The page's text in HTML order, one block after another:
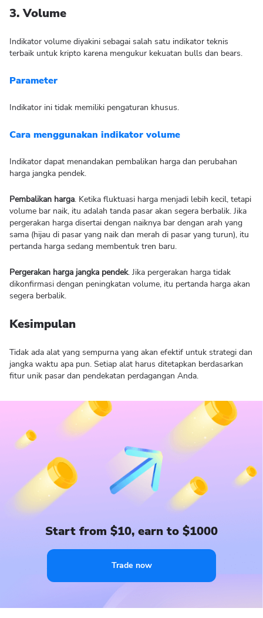
3. Volume
Indikator volume diyakini sebagai salah satu indikator teknis
terbaik untuk kripto karena mengukur kekuatan bulls dan bears.
Parameter
Indikator ini tidak memiliki pengaturan khusus.
Cara menggunakan indikator volume
Indikator dapat menandakan pembalikan harga dan perubahan
harga jangka pendek.
Pembalikan harga. Ketika fluktuasi harga menjadi lebih kecil, tetapi
volume bar naik, itu adalah tanda pasar akan segera berbalik. Jika
pergerakan harga disertai dengan naiknya bar dengan arah yang
sama (hijau di pasar yang naik dan merah di pasar yang turun), itu
pertanda harga sedang membentuk tren baru.
Pergerakan harga jangka pendek. Jika pergerakan harga tidak
dikonfirmasi dengan peningkatan volume, itu pertanda harga akan
segera berbalik.
Kesimpulan
Tidak ada alat yang sempurna yang akan efektif untuk strategi dan
jangka waktu apa pun. Setiap alat harus ditetapkan berdasarkan
fitur unik pasar dan pendekatan perdagangan Anda.
Start from $10, earn to $1000
Trade now